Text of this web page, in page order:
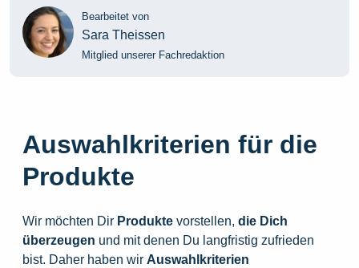
Bearbeitet von
Sara Theissen
Mitglied unserer Fachredaktion
Auswahlkriterien für die
Produkte
Wir möchten Dir Produkte vorstellen, die Dich
überzeugen und mit denen Du langfristig zufrieden
bist. Daher haben wir Auswahlkriterien